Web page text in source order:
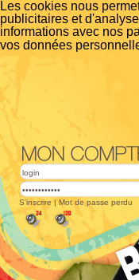
Les cookies nous
publicitaires et
informations avec nos
vos données
S'inscrire | Mot de passe perdu